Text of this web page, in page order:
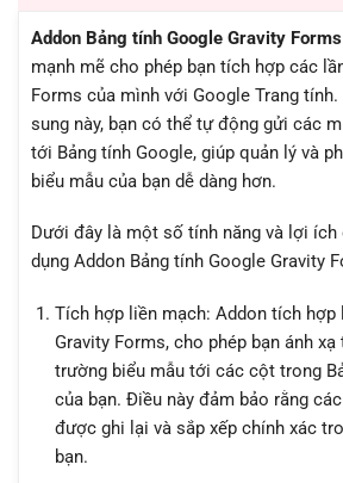
Addon Bảng tính Google Gravity Forms
mạnh mẽ cho phép bạn tích hợp các
Forms của mình với Google Trang
sung này, bạn có thể tự động gửi các
tới Bảng tính Google, giúp quản lý và
biểu mẫu của bạn dễ dàng hơn.
Dưới đây là một số tính năng và lợi
dụng Addon Bảng tính Google Gravity
Tích hợp liền mạch: Addon tích hợp
Gravity Forms, cho phép bạn ánh
trường biểu mẫu tới các cột trong
của bạn. Điều này đảm bảo rằng
được ghi lại và sắp xếp chính xác
bạn.